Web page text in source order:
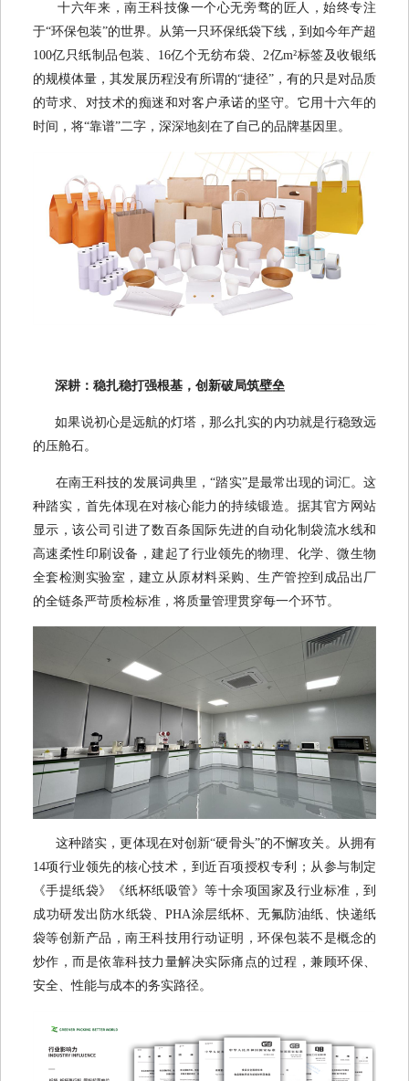
十六年来，南王科技像一个心无旁骛的匠人，始终专注
于“环保包装”的世界。从第一只环保纸袋下线，到如今年产超
100亿只纸制品包装、16亿个无纺布袋、2亿m²标签及收银纸
的规模体量，其发展历程没有所谓的“捷径”，有的只是对品质
的苛求、对技术的痴迷和对客户承诺的坚守。它用十六年的
时间，将“靠谱”二字，深深地刻在了自己的品牌基因里。
深耕：稳扎稳打强根基，创新破局筑壁垒
如果说初心是远航的灯塔，那么扎实的内功就是行稳致远
的压舱石。
在南王科技的发展词典里，“踏实”是最常出现的词汇。这
种踏实，首先体现在对核心能力的持续锻造。据其官方网站
显示，该公司引进了数百条国际先进的自动化制袋流水线和
高速柔性印刷设备，建起了行业领先的物理、化学、微生物
全套检测实验室，建立从原材料采购、生产管控到成品出厂
的全链条严苛质检标准，将质量管理贯穿每一个环节。
这种踏实，更体现在对创新“硬骨头”的不懈攻关。从拥有
14项行业领先的核心技术，到近百项授权专利；从参与制定
《手提纸袋》《纸杯纸吸管》等十余项国家及行业标准，到
成功研发出防水纸袋、PHA涂层纸杯、无氟防油纸、快递纸
袋等创新产品，南王科技用行动证明，环保包装不是概念的
炒作，而是依靠科技力量解决实际痛点的过程，兼顾环保、
安全、性能与成本的务实路径。